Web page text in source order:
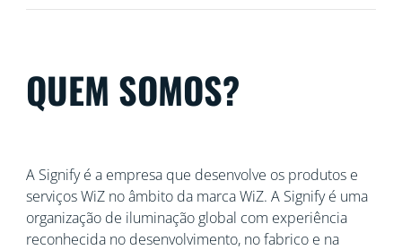
QUEM SOMOS?
A Signify é a empresa que desenvolve os produtos e
serviços WiZ no âmbito da marca WiZ. A Signify é uma
organização de iluminação global com experiência
reconhecida no desenvolvimento, no fabrico e na